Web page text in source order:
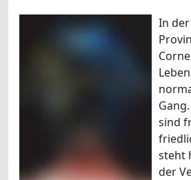
In
sind
steht
der